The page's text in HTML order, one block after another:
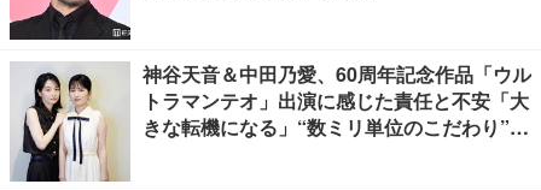
神谷天音＆中田乃愛、60周年記念作品「ウル
トラマンテオ」出演に感じた責任と不安「大
きな転機になる」“数ミリ単位のこだわり”特